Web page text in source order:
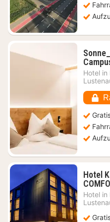
Hotel in
Hotel
Hotel in